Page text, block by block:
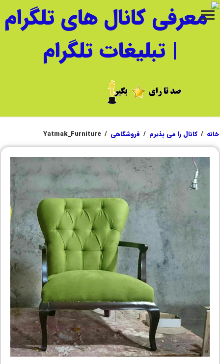
خانه / کانال را می پذیرم / فروشگاهی /
Yatmak_Furniture